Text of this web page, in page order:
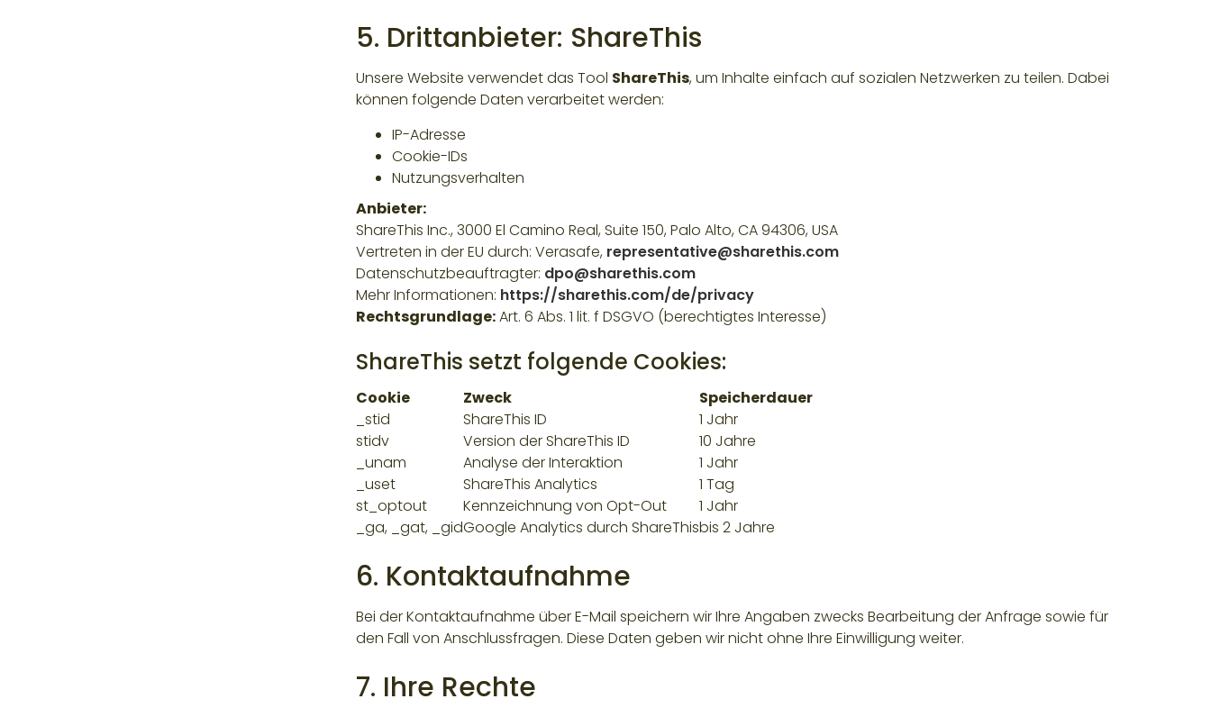
5. Drittanbieter: ShareThis
Unsere Website verwendet das Tool ShareThis, um Inhalte einfach auf sozialen Netzwerken zu teilen. Dabei
können folgende Daten verarbeitet werden:
IP-Adresse
Cookie-IDs
Nutzungsverhalten
Anbieter:
ShareThis Inc., 3000 El Camino Real, Suite 150, Palo Alto, CA 94306, USA
Vertreten in der EU durch: Verasafe, representative@sharethis.com
Datenschutzbeauftragter: dpo@sharethis.com
Mehr Informationen: https://sharethis.com/de/privacy
Rechtsgrundlage:Art. 6 Abs. 1 lit. f DSGVO (berechtigtes Interesse)
ShareThis setzt folgende Cookies:
Cookie Zweck
Speicherdauer
_stid
ShareThis ID
1 Jahr
stidv
Version der ShareThis ID
10 Jahre
_unam
Analyse der Interaktion
1 Jahr
_uset
ShareThis Analytics
1 Tag
st_optout
Kennzeichnung von Opt-Out
1 Jahr
_ga, _gat, _gidGoogle Analytics durch ShareThisbis 2 Jahre
6. Kontaktaufnahme
Bei der Kontaktaufnahme über E-Mail speichern wir Ihre Angaben zwecks Bearbeitung der Anfrage sowie für
den Fall von Anschlussfragen. Diese Daten geben wir nicht ohne Ihre Einwilligung weiter.
7. Ihre Rechte